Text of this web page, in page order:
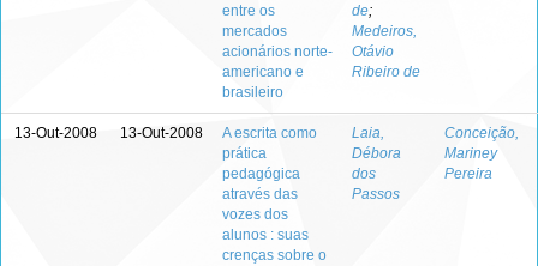
entre os
mercados
acionários norte-
americano e
brasileiro
de;
Medeiros,
Otávio
Ribeiro de
13-Out-2008 13-Out-2008
A escrita como
prática
pedagógica
através das
vozes dos
alunos : suas
crenças sobre o
Laia,
Débora
dos
Passos
Conceição,
Mariney
Pereira